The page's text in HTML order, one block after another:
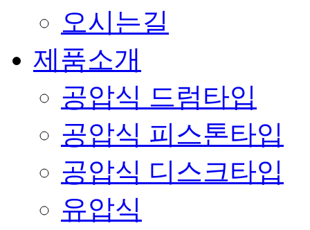
오시는길
제품소개
공압식 드럼타입
공압식 피스톤타입
공압식 디스크타입
유압식